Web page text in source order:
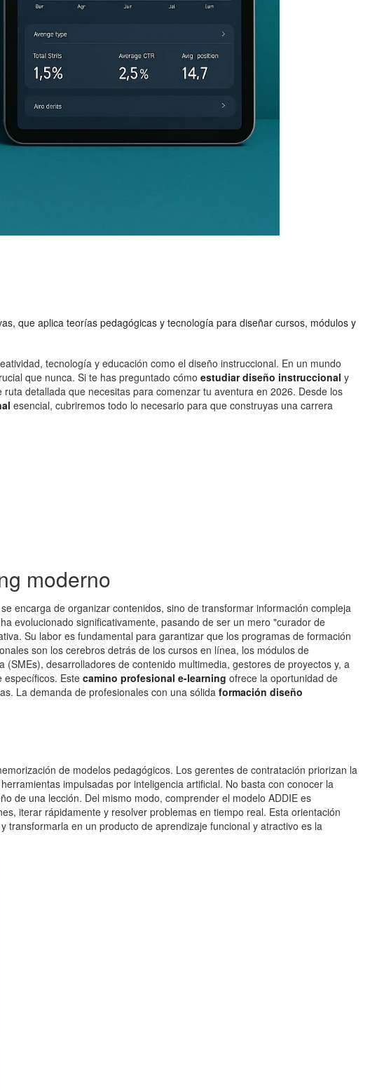
que aplica teorías pedagógicas y tecnología para diseñar cursos, módulos y
tecnología y educación como el diseño instruccional. En un mundo
que nunca. Si te has preguntado cómo estudiar diseño instruccional y
detallada que necesitas para comenzar tu aventura en 2026. Desde los
esencial, cubriremos todo lo necesario para que construyas una carrera
moderno
encarga de organizar contenidos, sino de transformar información compleja
evolucionado significativamente, pasando de ser un mero "curador de
Su labor es fundamental para garantizar que los programas de formación
son los cerebros detrás de los cursos en línea, los módulos de
desarrolladores de contenido multimedia, gestores de proyectos y, a
específicos. Este camino profesional e-learning ofrece la oportunidad de
La demanda de profesionales con una sólida formación diseño
de modelos pedagógicos. Los gerentes de contratación priorizan la
impulsadas por inteligencia artificial. No basta con conocer la
de una lección. Del mismo modo, comprender el modelo ADDIE es
iterar rápidamente y resolver problemas en tiempo real. Esta orientación
en un producto de aprendizaje funcional y atractivo es la